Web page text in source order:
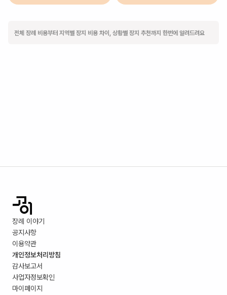
전체 장례 비용부터 지역별 장지 비용 차이, 상황별 장지 추천까지 한번에 알려드려요
장례 이야기
공지사항
이용약관
개인정보처리방침
감사보고서
사업자정보확인
마이페이지